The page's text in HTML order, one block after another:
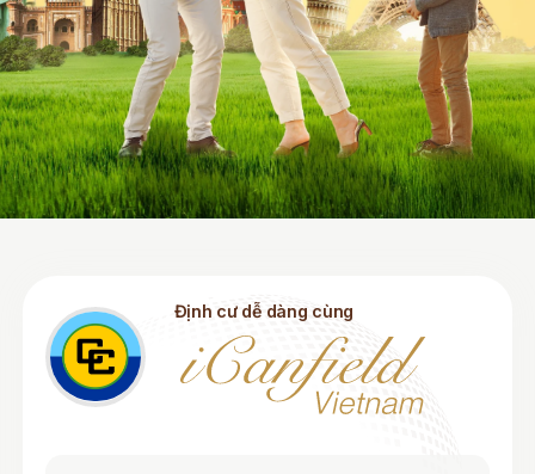
Định cư dễ dàng cùng